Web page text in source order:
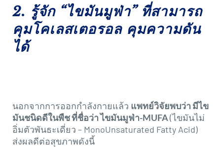
2. รู้จัก “ไขมันมูฟ่า” ที่สามารถ
คุมโคเลสเตอรอล คุมความดัน
ได้
นอกจากการออกกำลังกายแล้ว แพทย์วิจัยพบว่า มีไข
มันชนิดดีในพืช ที่ชื่อว่า ไขมันมูฟ่า-MUFA(ไขมันไม่
อิ่มตัวพันธะเดี่ยว – MonoUnsaturated Fatty Acid)
ส่งผลดีต่อสุขภาพดังนี้